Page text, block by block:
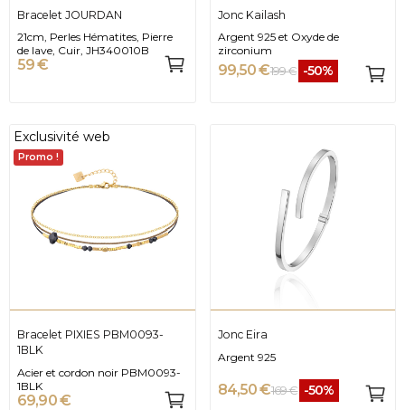
Bracelet JOURDAN
21cm, Perles Hématites, Pierre
de lave, Cuir, JH340010B
59 €
Jonc Kailash
Argent 925 et Oxyde de
zirconium
99,50 €199 € -50%
Exclusivité web
Promo !
Bracelet PIXIES PBM0093-
1BLK
Acier et cordon noir PBM0093-
1BLK
69,90 €
Jonc Eira
Argent 925
84,50 €169 € -50%